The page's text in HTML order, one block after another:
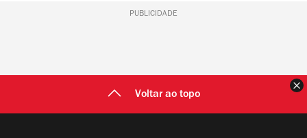
PUBLICIDADE
Voltar ao topo